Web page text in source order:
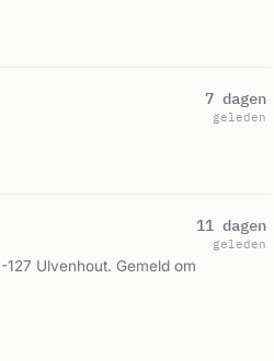
7 dagen
geleden
Ulvenhout. Gemeld om
11 dagen
geleden